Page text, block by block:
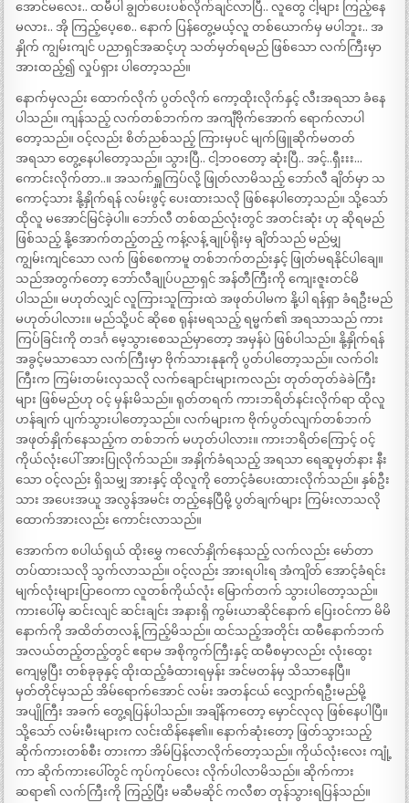
အောင်မလေး.. ထမီပါ ချွတ်ပေးပစ်လိုက်ချင်လာပြီ.. လူတွေ ငါ့များ ကြည့်နေ
မလား.. အို ကြည့်ပေ့စေ.. နောက် ပြန်တွေ့မယ့်လူ တစ်ယောက်မှ မပါဘူး.. အ
နှိုက် ကျွမ်းကျင် ပညာရှင်အဆင့်ဟု သတ်မှတ်ရမည် ဖြစ်သော လက်ကြီးမှာ
အားထည့်၍ လှုပ်ရှား ပါတော့သည်။
နောက်မှလည်း ထောက်လိုက် ပွတ်လိုက် ကော့ထိုးလိုက်နှင့် လီးအရသာ ခံနေ
ပါသည်။ ကျန်သည့် လက်တစ်ဘက်က အကျီဗိုက်အောက် ရောက်လာပါ
တော့သည်။ ဝင့်လည်း စိတ်ညစ်သည့် ကြားမှပင် မျက်ဖြူဆိုက်မတတ်
အရသာ တွေ့နေပါတော့သည်။ သွားပြီ.. ငါ့ဘဝတော့ ဆုံးပြီ.. အင့်..ရှီးးး…
ကောင်းလိုက်တာ..။ အသက်ရှူကြပ်လို့ ဖြုတ်လာမိသည့် ဘော်လီ ချိတ်မှာ သ
ကောင့်သား နို့နှိုက်ရန် လမ်းဖွင့် ပေးထားသလို ဖြစ်နေပါတော့သည်။ သို့သော်
ထိုလူ မအောင်မြင်ခဲ့ပါ။ ဘော်လီ တစ်ထည်လုံးတွင် အတင်းဆုံး ဟု ဆိုရမည်
ဖြစ်သည့် နို့အောက်တည့်တည့် ကန့်လန့် ချုပ်ရိုးမှ ချိတ်သည် မည်မျှ
ကျွမ်းကျင်သော လက် ဖြစ်စေကာမူ တစ်ဘက်တည်းနှင့် ဖြုတ်မရနိုင်ပါချေ။
သည်အတွက်တော့ ဘော်လီချုပ်ပညာရှင် အန်တီကြီးကို ကျေးဇူးတင်မိ
ပါသည်။ မဟုတ်လျှင် လူကြားသူကြားထဲ အဖုတ်ပါမက နို့ပါ ရန်ရှာ ခံရဦးမည်
မဟုတ်ပါလား။ မည်သို့ပင် ဆိုစေ ရုန်းမရသည့် ရမ္မက်၏ အရသာသည် ကား
ကြပ်ခြင်းကို တဒင်္ဂ မေ့သွားစေသည်မှာတော့ အမှန်ပဲ ဖြစ်ပါသည်။ နို့နှိုက်ရန်
အခွင့်မသာသော လက်ကြီးမှာ ဗိုက်သားနုနုကို ပွတ်ပါတော့သည်။ လက်ဝါး
ကြီးက ကြမ်းတမ်းလှသလို လက်ချောင်းများကလည်း တုတ်တုတ်ခဲခဲကြီး
များ ဖြစ်မည်ဟု ဝင့် မှန်းမိသည်။ ရုတ်တရက် ကားဘရိတ်နင်းလိုက်ရာ ထိုလူ
ဟန်ချက် ပျက်သွားပါတော့သည်။ လက်များက ဗိုက်ပွတ်လျက်တစ်ဘက်
အဖုတ်နှိုက်နေသည့်က တစ်ဘက် မဟုတ်ပါလား။ ကားဘရိတ်ကြောင့် ဝင့်
ကိုယ်လုံးပေါ် အားပြုလိုက်သည်။ အနှိုက်ခံရသည့် အရသာ ရေဆူမှတ်နား နီး
သော ဝင့်လည်း ရှိသမျှ အားနှင့် ထိုလူကို တောင့်ခံပေးထားလိုက်သည်။ နှစ်ဦး
သား အပေးအယူ အလွန်အမင်း တည့်နေပြီမို့ ပွတ်ချက်များ ကြမ်းလာသလို
ထောက်အားလည်း ကောင်းလာသည်။
အောက်က စပါယ်ရှယ် ထိုးမွှေ ကလော်နှိုက်နေသည့် လက်လည်း မော်တာ
တပ်ထားသလို သွက်လာသည်။ ဝင့်လည်း အားရပါးရ အံကျိတ် အောင့်ခံရင်း
မျက်လုံးများပြာဝေကာ လူတစ်ကိုယ်လုံး မြောက်တက် သွားပါတော့သည်။
ကားပေါ်မှ ဆင်းလျင် ဆင်းချင်း အနားရှိ ကွမ်းယာဆိုင်နောက် ပြေးဝင်ကာ မိမိ
နောက်ကို အထိတ်တလန့် ကြည့်မိသည်။ ထင်သည့်အတိုင်း ထမီနောက်ဘက်
အလယ်တည့်တည့်တွင် ဧရာမ အစိုကွက်ကြီးနှင့် ထမီစမှာလည်း လုံးထွေး
ကျေမွပြီး တစ်ခုခုနှင့် ထိုးထည့်ခံထားရမှန်း အင်မတန်မှ သိသာနေပြီ။
မှတ်တိုင်မှသည် အိမ်ရောက်အောင် လမ်း အတန်ငယ် လျှောက်ရဦးမည်မို့
အပျိုကြီး အခက် တွေ့ရပြန်ပါသည်။ အချိန်ကတော့ မှောင်လုလု ဖြစ်နေပါပြီ။
သို့သော် လမ်းမီးများက လင်းထိန်နေ၏။ နောက်ဆုံးတော့ ဖြတ်သွားသည့်
ဆိုက်ကားတစ်စီး တားကာ အိမ်ပြန်လာလိုက်တော့သည်။ ကိုယ်လုံးလေး ကျုံ့
ကာ ဆိုက်ကားပေါ်တွင် ကုပ်ကုပ်လေး လိုက်ပါလာမိသည်။ ဆိုက်ကား
ဆရာ၏ လက်ကြီးကို ကြည့်ပြီး မဆီမဆိုင် ကလီစာ တုန်သွားရပြန်သည်။